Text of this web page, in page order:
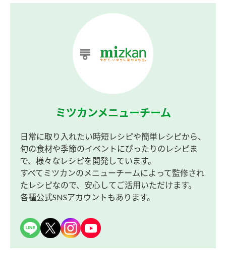
ミツカンメニューチーム
日常に取り入れたい時短レシピや簡単レシピから、
旬の食材や季節のイベントにぴったりのレシピま
で、様々なレシピを開発しています。
すべてミツカンのメニューチームによって監修され
たレシピなので、安心してご活用いただけます。
各種公式SNSアカウントもあります。